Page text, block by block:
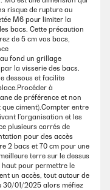
Muttern sind
wenn man das
halten und einer
beurteilen, das
Kleiner Tipp:
die Wühlmäuse den
gibt es bei der
verbogen waren. Das hat
Lieferung erfolgte
GmbH nicht
21/02/2024
Garten. Wer schonmal
der Hand hatte, dürfte mit
risque de rupture au
M6 pour limiter la
bacs. Cette précaution
de 5 cm vos bacs,
fond un grillage
la visserie des bacs.
dessous et facilite
à
de préférence et non
ciment).Compter entre
l'organisation et les
plusieurs carrés de
pour des accès
2 bacs et 70 cm pour une
terre sur le dessus
pour permettre le
un accès, tout autour de
30/01/2025 alors méfiez